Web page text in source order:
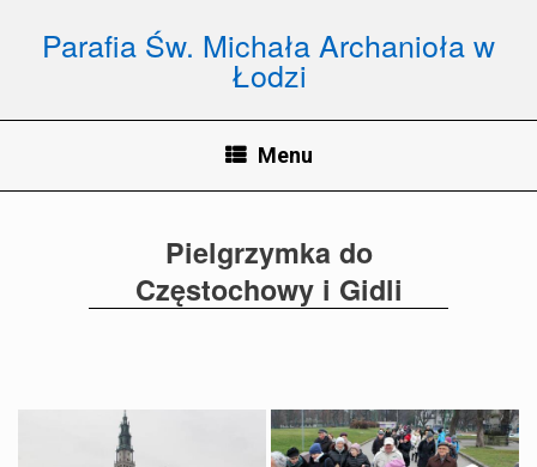
Parafia Św. Michała Archanioła w
Łodzi
Menu
Pielgrzymka do
Częstochowy i Gidli